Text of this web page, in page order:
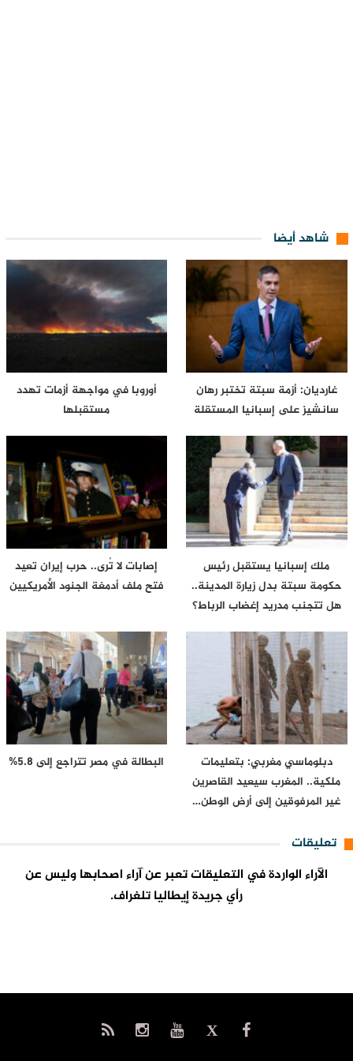
شاهد أيضا
غارديان: أزمة سبتة تختبر رهان
سانشيز على إسبانيا المستقلة
أوروبا في مواجهة أزمات تهدد
مستقبلها
ملك إسبانيا يستقبل رئيس
حكومة سبتة بدل زيارة المدينة..
هل تتجنب مدريد إغضاب الرباط؟
إصابات لا تُرى.. حرب إيران تعيد
فتح ملف أدمغة الجنود الأمريكيين
دبلوماسي مغربي: بتعليمات
ملكية.. المغرب سيعيد القاصرين
غير المرفوقين إلى أرض الوطن…
البطالة في مصر تتراجع إلى 5.8%
تعليقات
الآراء الواردة في التعليقات تعبر عن آراء اصحابها وليس عن
رأي جريدة إيطاليا تلغراف.